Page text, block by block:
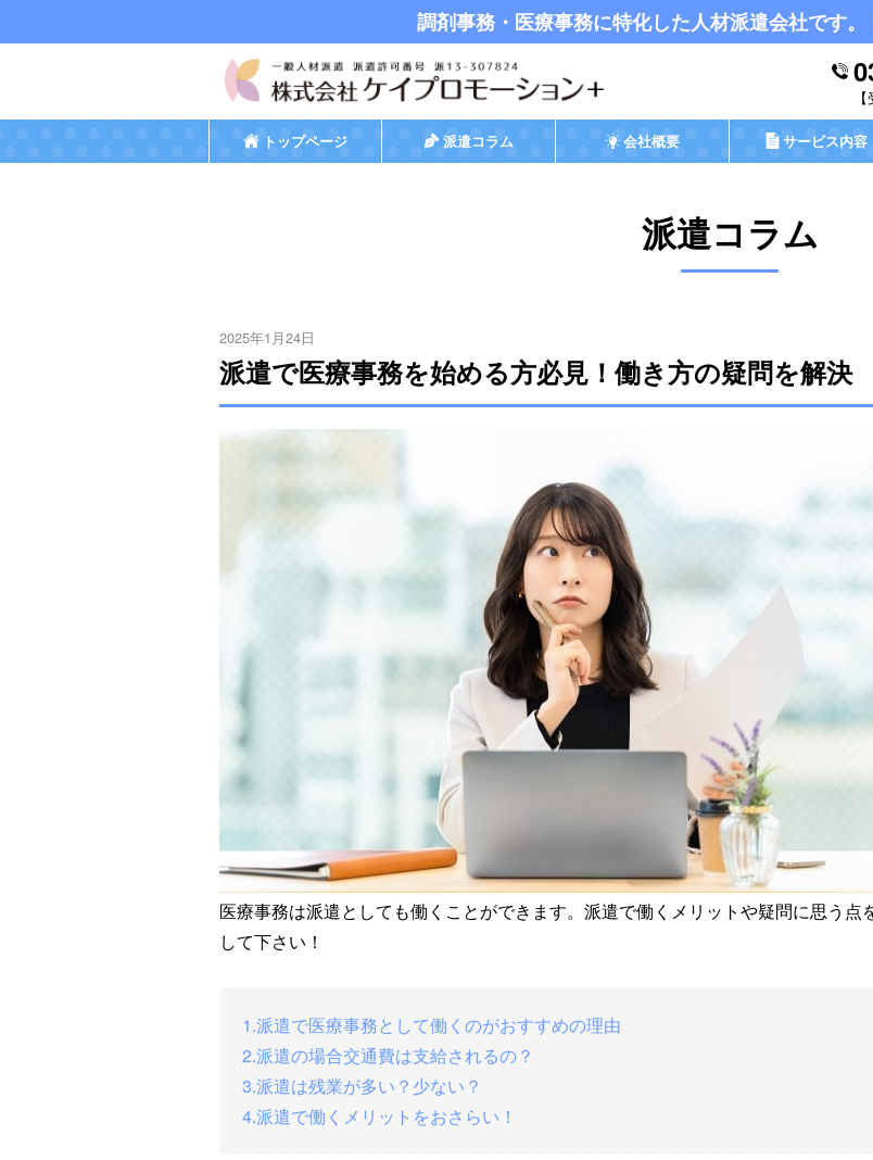
調剤事務・医療事務に特化した人材派遣会社です
トップページ 派遣コラム 会社概要 サービス内容
派遣コラム
2025年1月24日
派遣で医療事務を始める方必見！働き方の疑問を解決
医療事務は派遣としても働くことができます。派遣で働くメリットや疑問に思う
して下さい！
1.派遣で医療事務として働くのがおすすめの理由
2.派遣の場合交通費は支給されるの？
3.派遣は残業が多い？少ない？
4.派遣で働くメリットをおさらい！